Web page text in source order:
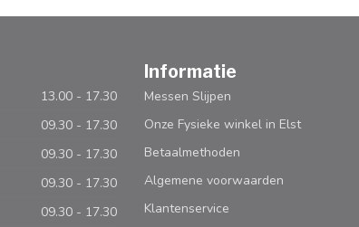
13.00 - 17.30
09.30 - 17.30
09.30 - 17.30
09.30 - 17.30
09.30 - 17.30
Informatie
Messen Slijpen
Onze Fysieke winkel in Elst
Betaalmethoden
Algemene voorwaarden
Klantenservice